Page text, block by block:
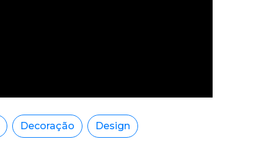
Decoração Design